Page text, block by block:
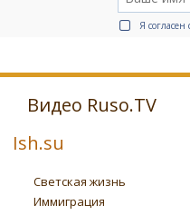
Я согласен
Видео Ruso.TV
Ish.su
Светская жизнь
Иммиграция